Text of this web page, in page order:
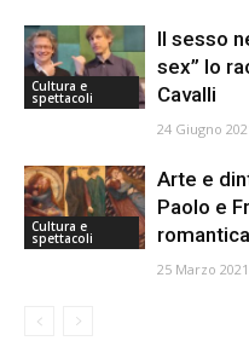
Cultura e
spettacoli
Il sesso
sex” lo
Cavalli
24 Giugno
Cultura e
spettacoli
Arte e
Paolo e
romantica
25 Marzo 2021